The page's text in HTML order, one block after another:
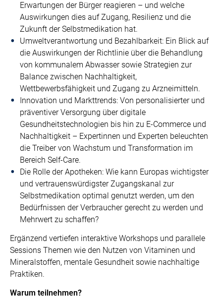
Erwartungen der Bürger reagieren – und welche
Auswirkungen dies auf Zugang, Resilienz und die
Zukunft der Selbstmedikation hat.
Umweltverantwortung und Bezahlbarkeit: Ein Blick auf
die Auswirkungen der Richtlinie über die Behandlung
von kommunalem Abwasser sowie Strategien zur
Balance zwischen Nachhaltigkeit,
Wettbewerbsfähigkeit und Zugang zu Arzneimitteln.
Innovation und Markttrends: Von personalisierter und
präventiver Versorgung über digitale
Gesundheitstechnologien bis hin zu E-Commerce und
Nachhaltigkeit – Expertinnen und Experten beleuchten
die Treiber von Wachstum und Transformation im
Bereich Self-Care.
Die Rolle der Apotheken: Wie kann Europas wichtigster
und vertrauenswürdigster Zugangskanal zur
Selbstmedikation optimal genutzt werden, um den
Bedürfnissen der Verbraucher gerecht zu werden und
Mehrwert zu schaffen?
Ergänzend vertiefen interaktive Workshops und parallele
Sessions Themen wie den Nutzen von Vitaminen und
Mineralstoffen, mentale Gesundheit sowie nachhaltige
Praktiken.
Warum teilnehmen?